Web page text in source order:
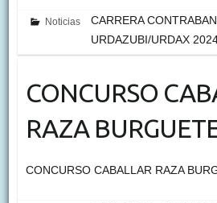
Noticias
CARRERA
URDAZUBI/URDAX
CONCURSO
RAZA
CONCURSO CABALLAR RAZA